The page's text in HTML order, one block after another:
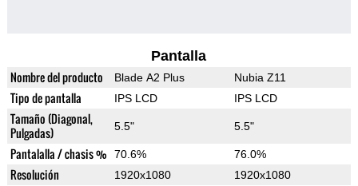
Pantalla
Nombre del producto Blade A2 Plus Nubia Z11
Tipo de pantalla IPS LCD IPS LCD
Tamaño (Diagonal,
Pulgadas)
5.5" 5.5"
Pantalalla / chasis % 70.6% 76.0%
Resolución 1920x1080 1920x1080